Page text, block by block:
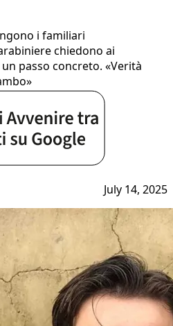
i familiari
chiedono ai
passo concreto. «Verità
July 14, 2025